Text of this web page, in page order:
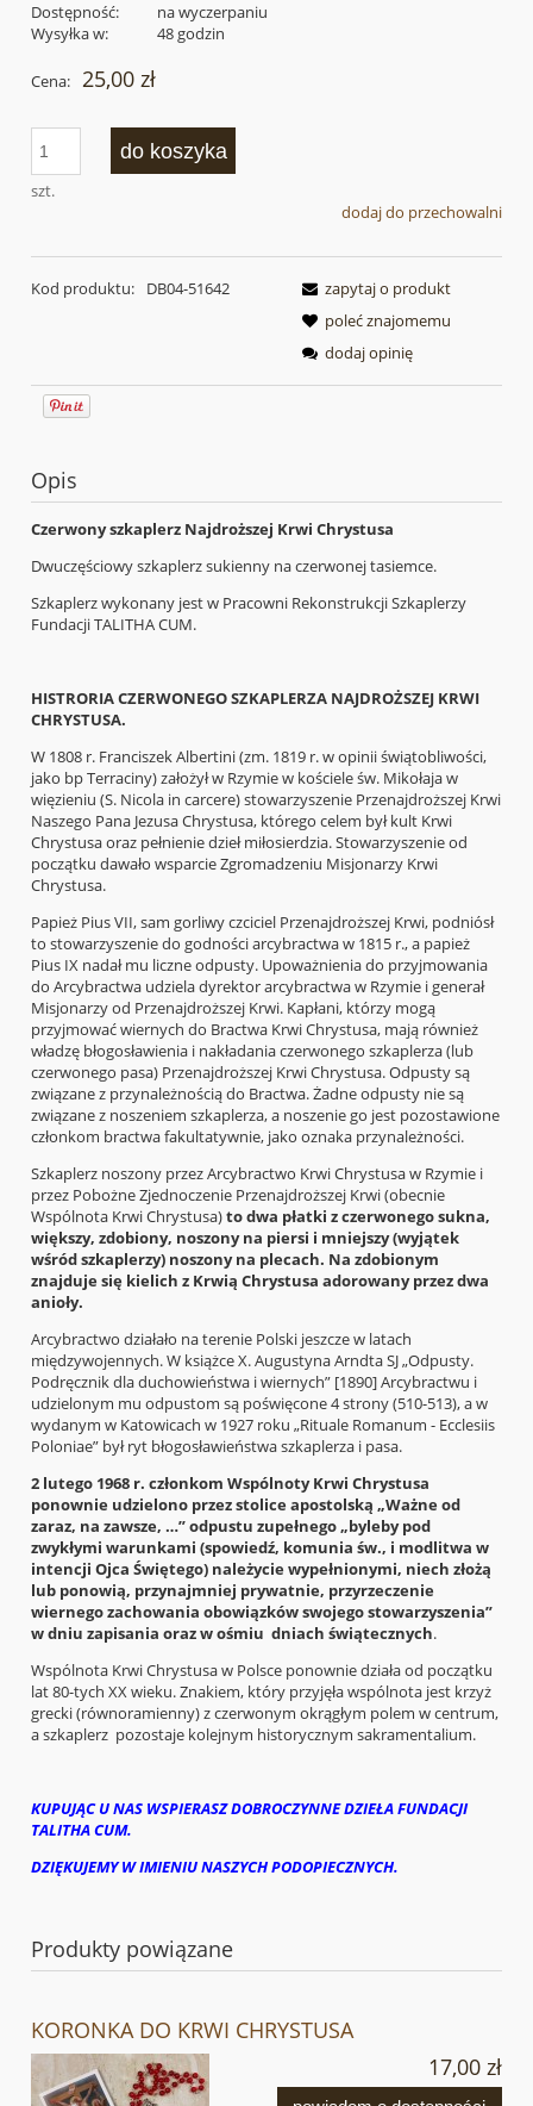
Dostępność:
na wyczerpaniu
Wysyłka w:
48 godzin
Cena: 25,00 zł
szt.
do koszyka
dodaj do przechowalni
Kod produktu: DB04-51642
zapytaj o produkt
poleć znajomemu
dodaj opinię
Opis
Czerwony szkaplerz Najdroższej Krwi Chrystusa
Dwuczęściowy szkaplerz sukienny na czerwonej tasiemce.
Szkaplerz wykonany jest w Pracowni Rekonstrukcji Szkaplerzy
Fundacji TALITHA CUM.
HISTRORIA CZERWONEGO SZKAPLERZA NAJDROŻSZEJ KRWI
CHRYSTUSA.
W 1808 r. Franciszek Albertini (zm. 1819 r. w opinii świątobliwości,
jako bp Terraciny) założył w Rzymie w kościele św. Mikołaja w
więzieniu (S. Nicola in carcere) stowarzyszenie Przenajdroższej Krwi
Naszego Pana Jezusa Chrystusa, którego celem był kult Krwi
Chrystusa oraz pełnienie dzieł miłosierdzia. Stowarzyszenie od
początku dawało wsparcie Zgromadzeniu Misjonarzy Krwi
Chrystusa.
Papież Pius VII, sam gorliwy czciciel Przenajdroższej Krwi, podniósł
to stowarzyszenie do godności arcybractwa w 1815 r., a papież
Pius IX nadał mu liczne odpusty. Upoważnienia do przyjmowania
do Arcybractwa udziela dyrektor arcybractwa w Rzymie i generał
Misjonarzy od Przenajdroższej Krwi. Kapłani, którzy mogą
przyjmować wiernych do Bractwa Krwi Chrystusa, mają również
władzę błogosławienia i nakładania czerwonego szkaplerza (lub
czerwonego pasa) Przenajdroższej Krwi Chrystusa. Odpusty są
związane z przynależnością do Bractwa. Żadne odpusty nie są
związane z noszeniem szkaplerza, a noszenie go jest pozostawione
członkom bractwa fakultatywnie, jako oznaka przynależności.
Szkaplerz noszony przez Arcybractwo Krwi Chrystusa w Rzymie i
przez Pobożne Zjednoczenie Przenajdroższej Krwi (obecnie
Wspólnota Krwi Chrystusa)to dwa płatki z czerwonego sukna,
większy, zdobiony, noszony na piersi i mniejszy (wyjątek
wśród szkaplerzy) noszony na plecach. Na zdobionym
znajduje się kielich z Krwią Chrystusa adorowany przez dwa
anioły.
Arcybractwo działało na terenie Polski jeszcze w latach
międzywojennych. W książce X. Augustyna Arndta SJ „Odpusty.
Podręcznik dla duchowieństwa i wiernych” [1890] Arcybractwu i
udzielonym mu odpustom są poświęcone 4 strony (510-513), a w
wydanym w Katowicach w 1927 roku „Rituale Romanum - Ecclesiis
Poloniae” był ryt błogosławieństwa szkaplerza i pasa.
2 lutego 1968 r. członkom Wspólnoty Krwi Chrystusa
ponownie udzielono przez stolice apostolską „Ważne od
zaraz, na zawsze, …” odpustu zupełnego „byleby pod
zwykłymi warunkami (spowiedź, komunia św., i modlitwa w
intencji Ojca Świętego) należycie wypełnionymi, niech złożą
lub ponowią, przynajmniej prywatnie, przyrzeczenie
wiernego zachowania obowiązków swojego stowarzyszenia”
w dniu zapisania oraz w ośmiu dniach świątecznych.
Wspólnota Krwi Chrystusa w Polsce ponownie działa od początku
lat 80-tych XX wieku. Znakiem, który przyjęła wspólnota jest krzyż
grecki (równoramienny) z czerwonym okrągłym polem w centrum,
a szkaplerz pozostaje kolejnym historycznym sakramentalium.
KUPUJĄC U NAS WSPIERASZ DOBROCZYNNE DZIEŁA FUNDACJI
TALITHA CUM.
DZIĘKUJEMY W IMIENIU NASZYCH PODOPIECZNYCH.
Produkty powiązane
KORONKA DO KRWI CHRYSTUSA
17,00 zł